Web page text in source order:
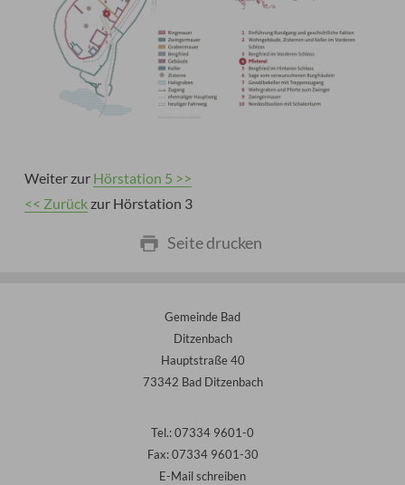
Weiter zur Hörstation 5 >>
<< Zurückzur Hörstation 3
Seite drucken
Gemeinde Bad
Ditzenbach
Hauptstraße 40
73342 Bad Ditzenbach
Tel.: 07334 9601-0
Fax: 07334 9601-30
E-Mail schreiben